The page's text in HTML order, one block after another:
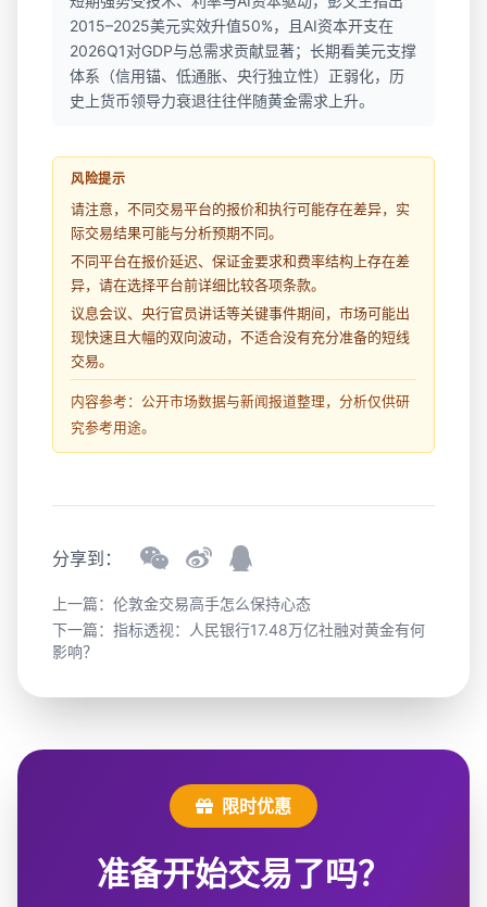
2015–2025美元实效升值50%，且AI资本开支在
2026Q1对GDP与总需求贡献显著；长期看美元支撑
体系（信用锚、低通胀、央行独立性）正弱化，历
史上货币领导力衰退往往伴随黄金需求上升。
风险提示
请注意，不同交易平台的报价和执行可能存在差异，实
际交易结果可能与分析预期不同。
不同平台在报价延迟、保证金要求和费率结构上存在差
异，请在选择平台前详细比较各项条款。
议息会议、央行官员讲话等关键事件期间，市场可能出
现快速且大幅的双向波动，不适合没有充分准备的短线
交易。
内容参考：公开市场数据与新闻报道整理，分析仅供研
究参考用途。
分享到：
上一篇： 伦敦金交易高手怎么保持心态
下一篇： 指标透视：人民银行17.48万亿社融对黄金有何
影响？
限时优惠
准备开始交易了吗？